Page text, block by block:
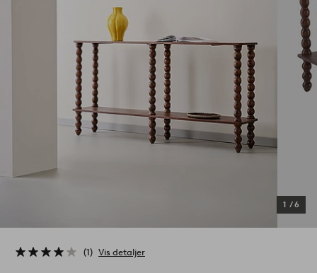
1 /6
1 Vis detaljer